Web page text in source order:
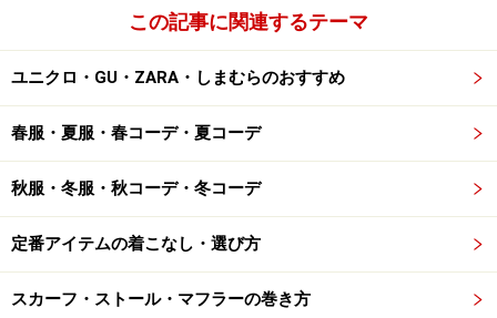
一歩外に出ると、ドアノブやエレベーターのボタンな
ど、素手で触れる部分は意外と多いですよね。通勤や通
学で急ぐ時など、そのたびに消毒するのも難しい……とい
う時にぴったりなのが「Doガード・抗ウイルス手袋」。
繊維上の特定のウイルスを減少させる抗ウイルス素材
「クレンゼ®」を使って作られているので、手袋をつけ
マホの操作も可能なのでとっても便利！
この記事に関連するテーマ
ユニクロ・GU・ZARA・しまむらのおすすめ
春服・夏服・春コーデ・夏コーデ
秋服・冬服・秋コーデ・冬コーデ
定番アイテムの着こなし・選び方
スカーフ・ストール・マフラーの巻き方